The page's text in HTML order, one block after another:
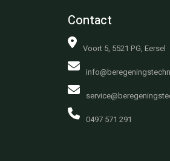
Contact
Voort 5, 5521 PG, Eersel
0497 571 291